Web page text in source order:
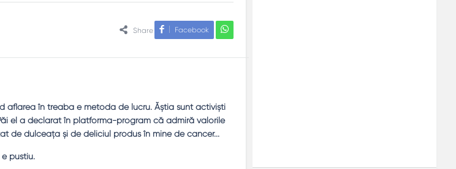
Share Facebook
aflarea în treaba e metoda de lucru. Ăştia sunt activişti
el a declarat în platforma-program că admiră valorile
de dulceaţa şi de deliciul produs în mine de cancer...
pustiu.